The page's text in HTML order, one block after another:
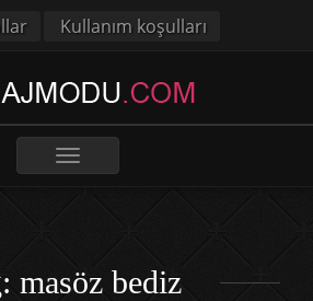
Kullanım koşulları
Toggle
masöz bediz